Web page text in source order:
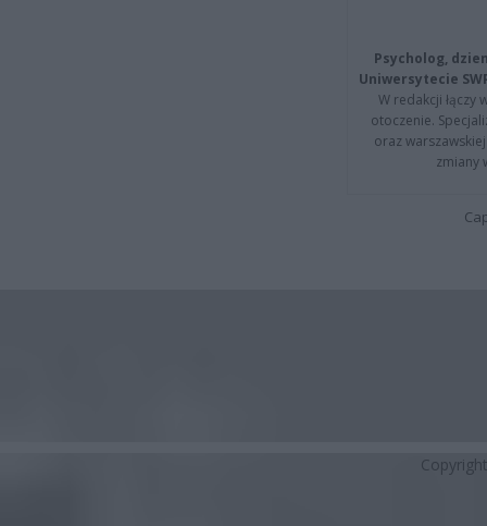
Psycholog,
Uniwersytecie
W redakcji łączy
otoczenie.
oraz
zmiany